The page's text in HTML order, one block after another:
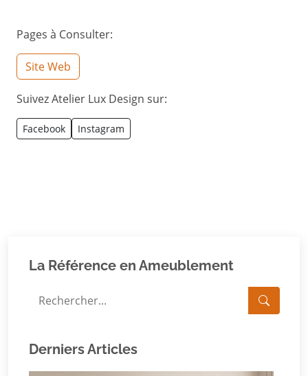
Pages à Consulter:
Site Web
Suivez Atelier Lux Design sur:
Facebook Instagram
La Référence en Ameublement
Derniers Articles